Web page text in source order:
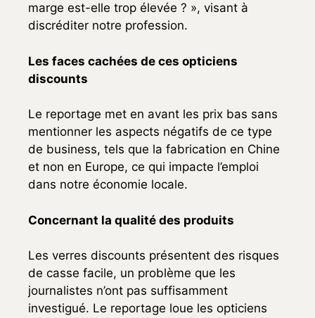
marge est-elle trop élevée ? », visant à
discréditer notre profession.
Les faces cachées de ces opticiens
discounts
Le reportage met en avant les prix bas sans
mentionner les aspects négatifs de ce type
de business, tels que la fabrication en Chine
et non en Europe, ce qui impacte l’emploi
dans notre économie locale.
Concernant la qualité des produits
Les verres discounts présentent des risques
de casse facile, un problème que les
journalistes n’ont pas suffisamment
investigué. Le reportage loue les opticiens